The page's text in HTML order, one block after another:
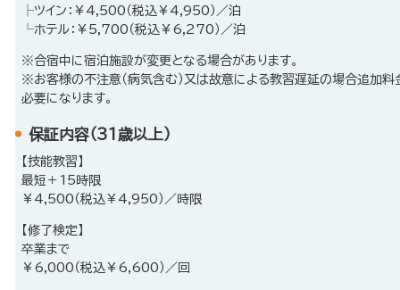
├ツイン：￥4,500（税込￥4,950）／泊
└ホテル：￥5,700（税込￥6,270）／泊
※合宿中に宿泊施設が変更となる場合があります。
※お客様の不注意（病気含む）又は故意による教習遅延の場合追加料
必要になります。
保証内容（31歳以上）
【技能教習】
最短＋15時限
￥4,500（税込￥4,950）／時限
【修了検定】
卒業まで
￥6,000（税込￥6,600）／回